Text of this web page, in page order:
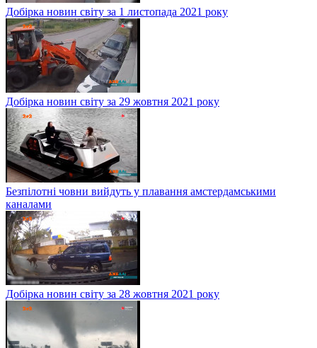
Добірка новин світу за 1 листопада 2021 року
Добірка новин світу за 29 жовтня 2021 року
Безпілотні човни вийдуть у плавання амстердамськими
каналами
Добірка новин світу за 28 жовтня 2021 року